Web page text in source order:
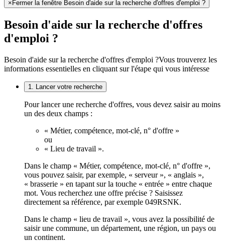
× Fermer la fenêtre Besoin d'aide sur la recherche d'offres d'emploi ?
Besoin d'aide sur la recherche d'offres
d'emploi ?
Besoin d'aide sur la recherche d'offres d'emploi ?Vous trouverez les
informations essentielles en cliquant sur l'étape qui vous intéresse
1. Lancer votre recherche
Pour lancer une recherche d'offres, vous devez saisir au moins
un des deux champs :
« Métier, compétence, mot-clé, n° d'offre »
ou
« Lieu de travail ».
Dans le champ « Métier, compétence, mot-clé, n° d'offre »,
vous pouvez saisir, par exemple, « serveur », « anglais »,
« brasserie » en tapant sur la touche « entrée » entre chaque
mot. Vous recherchez une offre précise ? Saisissez
directement sa référence, par exemple 049RSNK.
Dans le champ « lieu de travail », vous avez la possibilité de
saisir une commune, un département, une région, un pays ou
un continent.